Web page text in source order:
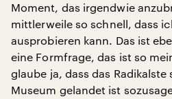
Moment, das irgendwie
mittlerweile so schnell, dass
ausprobieren kann. Das ist
eine Formfrage, das ist so
glaube ja, dass das
Museum gelandet ist